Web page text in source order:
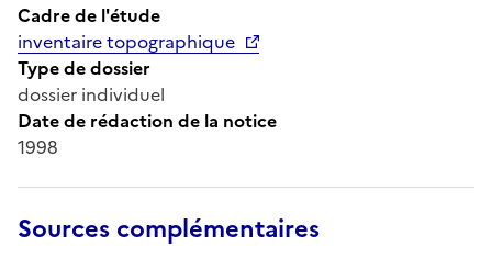
Cadre de l'étude
inventaire topographique
Type de dossier
dossier individuel
Date de rédaction de la notice
1998
Sources complémentaires